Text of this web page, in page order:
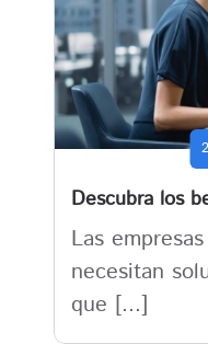
Las
necesitan
que [...]